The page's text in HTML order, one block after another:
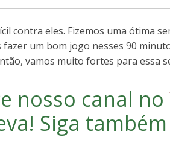
contra eles. Fizemos uma ótima
um bom jogo nesses 90
vamos muito fortes para essa
nosso canal no
! Siga